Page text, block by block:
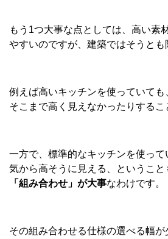
もう1つ大事な点としては、高い素
やすいのですが、建築ではそうとも
例えば高いキッチンを使っていて
そこまで高く見えなかったりするこ
一方で、標準的なキッチンを使って
気から高そうに見える、ということ
「組み合わせ」が大事なわけです。
その組み合わせる仕様の選べる幅